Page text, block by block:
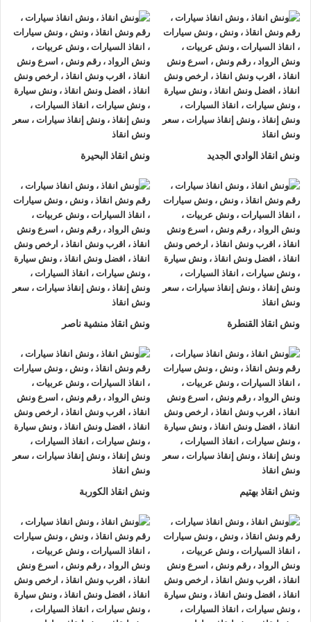
ونش انقاذ سيارات الروادلأنقاذ السيارات اسرع و ارخصونش انقاذ
سيارات في جسر السويسبخصم 50% اتصل بنا الان ليصلك
اقرب
ونش انقاذ سيارات في جسر السويسهناك العديد من الظروف
الطارئة التي قد تحدث لنا اثناء القيادة علي الطريق فمن الممكن ان
تتعرض لحادث سير مفاجي او ان تتعطل سيارتك وقد تحتاج الي نقلها
الي اقرب مركز صيانة او توكيل.
أذا كنت تبحث عن ونش انقاذ سيارات في جسر السويس اتصل بنا
الان علي01063144040
01093018585
–
01120018852
ونش انقاذ , ونش انقاذ سيارات
ونش انقاذ جسر السويس
ونش انقاذ جسر السويسنقدم خدمة المساعدة على الطريق بسرعة
وبأسعار معقولة ، وخدمةإنقاذ السياراتفي جسر السويس و على
جميع الطرق و لدينا فريق من السائقين الوناشين ذوي الخبرة
ونش انقاذ الوادي الجديد ونش انقاذ البحيرة
ونش انقاذ القنطرة ونش انقاذ منشية ناصر
ونش انقاذ بهتيم ونش انقاذ الكوربة